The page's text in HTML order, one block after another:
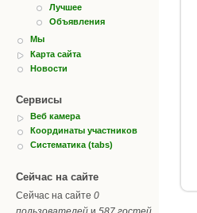
Лучшее
Объявления
Мы
Карта сайта
Новости
Сервисы
Веб камера
Координаты участников
Систематика (tabs)
Сейчас на сайте
Сейчас на сайте 0